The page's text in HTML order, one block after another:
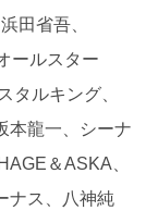
田省吾、
ールスター
タルキング、
本龍一、シーナ
＆ASKA、
ナス、八神純